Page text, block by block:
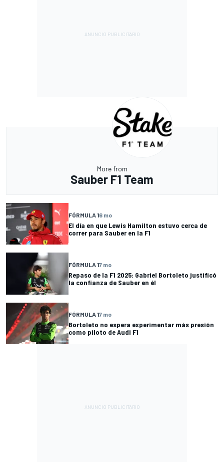
More from
Sauber F1 Team
FÓRMULA 16 mo
El día en que Lewis Hamilton estuvo cerca de
correr para Sauber en la F1
FÓRMULA 17 mo
Repaso de la F1 2025: Gabriel Bortoleto justificó
la confianza de Sauber en él
FÓRMULA 17 mo
Bortoleto no espera experimentar más presión
como piloto de Audi F1